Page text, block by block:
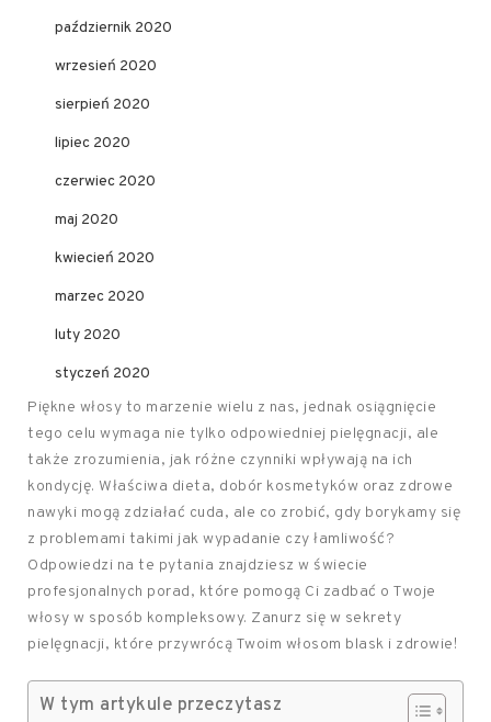
październik 2020
wrzesień 2020
sierpień 2020
lipiec 2020
czerwiec 2020
maj 2020
kwiecień 2020
marzec 2020
luty 2020
styczeń 2020
Piękne włosy to marzenie wielu z nas, jednak osiągnięcie
tego celu wymaga nie tylko odpowiedniej pielęgnacji, ale
także zrozumienia, jak różne czynniki wpływają na ich
kondycję. Właściwa dieta, dobór kosmetyków oraz zdrowe
nawyki mogą zdziałać cuda, ale co zrobić, gdy borykamy się
z problemami takimi jak wypadanie czy łamliwość?
Odpowiedzi na te pytania znajdziesz w świecie
profesjonalnych porad, które pomogą Ci zadbać o Twoje
włosy w sposób kompleksowy. Zanurz się w sekrety
pielęgnacji, które przywrócą Twoim włosom blask i zdrowie!
W tym artykule przeczytasz